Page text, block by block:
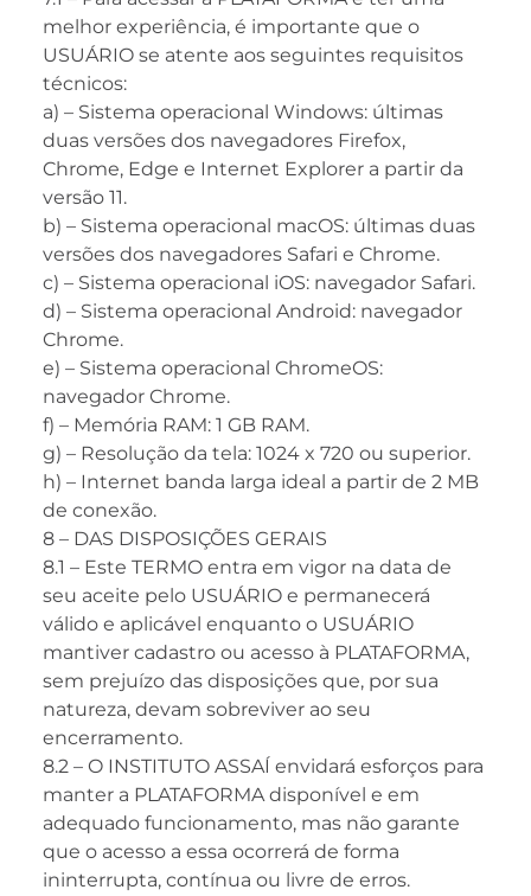
melhor experiência, é importante que o
USUÁRIO se atente aos seguintes requisitos
técnicos:
a) – Sistema operacional Windows: últimas
duas versões dos navegadores Firefox,
Chrome, Edge e Internet Explorer a partir da
versão 11.
b) – Sistema operacional macOS: últimas duas
versões dos navegadores Safari e Chrome.
c) – Sistema operacional iOS: navegador Safari.
d) – Sistema operacional Android: navegador
Chrome.
e) – Sistema operacional ChromeOS:
navegador Chrome.
f) – Memória RAM: 1 GB RAM.
g) – Resolução da tela: 1024 x 720 ou superior.
h) – Internet banda larga ideal a partir de 2 MB
de conexão.
8 – DAS DISPOSIÇÕES GERAIS
8.1 – Este TERMO entra em vigor na data de
seu aceite pelo USUÁRIO e permanecerá
válido e aplicável enquanto o USUÁRIO
mantiver cadastro ou acesso à PLATAFORMA,
sem prejuízo das disposições que, por sua
natureza, devam sobreviver ao seu
encerramento.
8.2 – O INSTITUTO ASSAÍ envidará esforços para
manter a PLATAFORMA disponível e em
adequado funcionamento, mas não garante
que o acesso a essa ocorrerá de forma
ininterrupta, contínua ou livre de erros.